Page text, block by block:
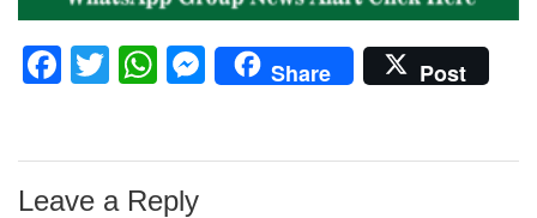
Facebook
Twitter
WhatsApp
Messenger
Share Post
Leave a Reply